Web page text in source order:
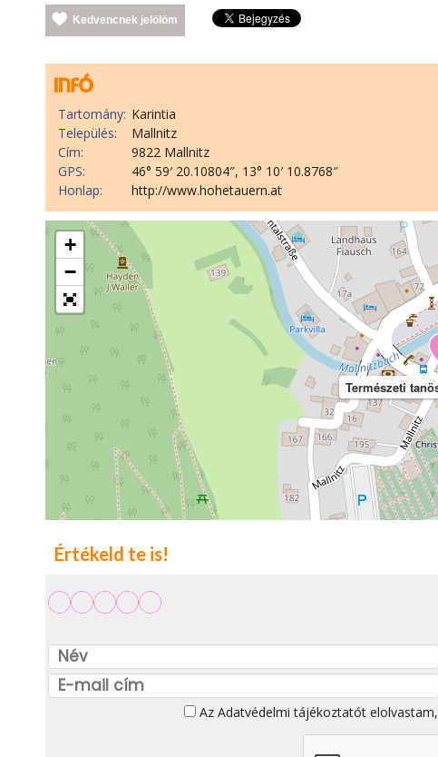
Kedvencnek jelölöm
Tartomány: Karintia
Település:
Mallnitz
Cím:
9822 Mallnitz
GPS:
46° 59′ 20.10804″, 13° 10′ 10.8768″
Honlap:
http://www.hohetauern.at
Természeti
+
−
Értékeld te is!
Az Adatvédelmi tájékoztatót